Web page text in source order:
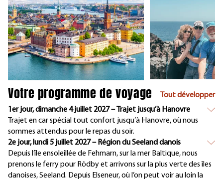
Votre programme de voyage
Tout développer
1er jour, dimanche 4 juillet 2027 – Trajet jusqu’à Hanovre
Trajet en car spécial tout confort jusqu’à Hanovre, où nous
sommes attendus pour le repas du soir.
2e jour, lundi 5 juillet 2027 – Région du Seeland danois
Depuis l’île ensoleillée de Fehmarn, sur la mer Baltique, nous
prenons le ferry pour Rödby et arrivons sur la plus verte des îles
danoises, Seeland. Depuis Elseneur, où l’on peut voir au loin la